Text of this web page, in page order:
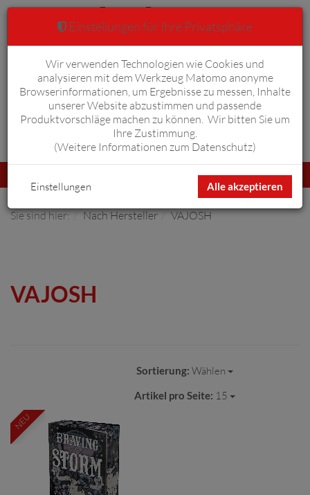
Anmelden Warenkorb 0
umschalten
Sie sind hier: Nach Hersteller VAJOSH
VAJOSH
Sortierung: Wählen
Artikel pro Seite: 15
NEU
Einstellungen für Ihre Privatsphäre
Wir verwenden Technologien wie Cookies und
analysieren mit dem Werkzeug Matomo anonyme
Browserinformationen, um Ergebnisse zu messen, Inhalte
unserer Website abzustimmen und passende
Produktvorschläge machen zu können. Wir bitten Sie um
Ihre Zustimmung.
(Weitere Informationen zum Datenschutz)
Alle akzeptieren
Einstellungen